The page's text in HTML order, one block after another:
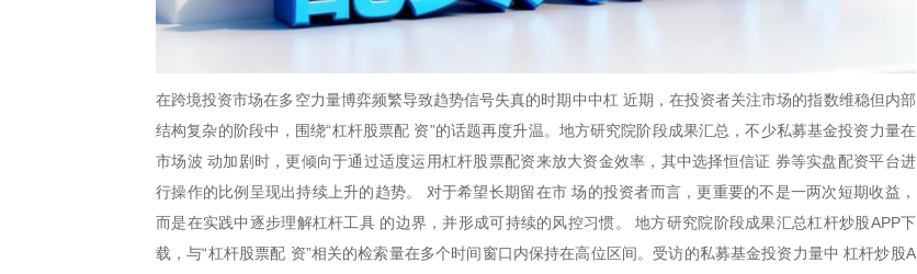
在跨境投资市场在多空力量博弈频繁导致趋势信号失真的时期中中杠 近期，在投资者关注市场的指数维稳但内部
结构复杂的阶段中，围绕“杠杆股票配 资”的话题再度升温。地方研究院阶段成果汇总，不少私募基金投资力量在
市场波 动加剧时，更倾向于通过适度运用杠杆股票配资来放大资金效率，其中选择恒信证 券等实盘配资平台进
行操作的比例呈现出持续上升的趋势。 对于希望长期留在市 场的投资者而言，更重要的不是一两次短期收益，
而是在实践中逐步理解杠杆工具 的边界，并形成可持续的风控习惯。 地方研究院阶段成果汇总杠杆炒股APP下
载，与“杠杆股票配 资”相关的检索量在多个时间窗口内保持在高位区间。受访的私募基金投资力量中 杠杆炒股A